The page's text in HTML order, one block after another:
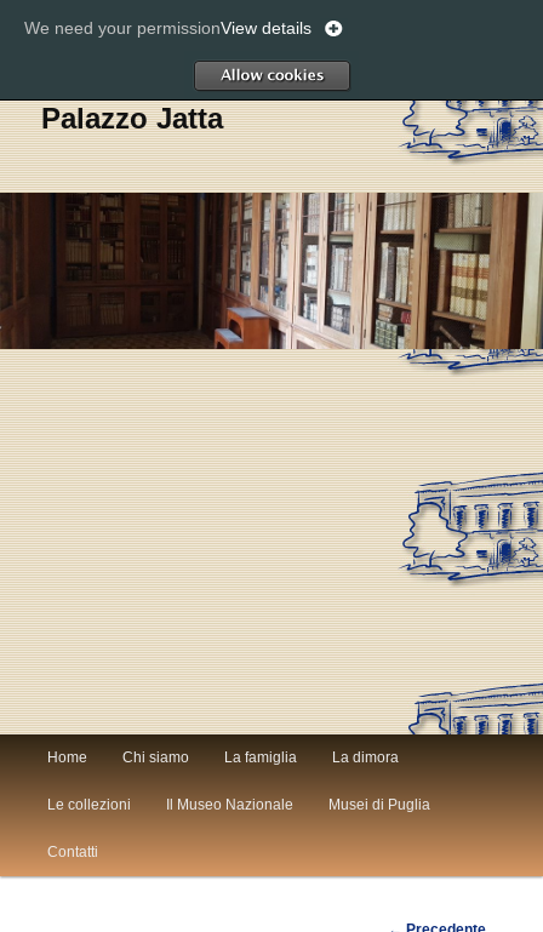
Palazzo Jatta
Vai
contenuto
Vai
contenuto
Home Chi siamo La famiglia La dimora
Le collezioni Il Museo Nazionale Musei di Puglia
Contatti
Navigazione
We need your permissionView details